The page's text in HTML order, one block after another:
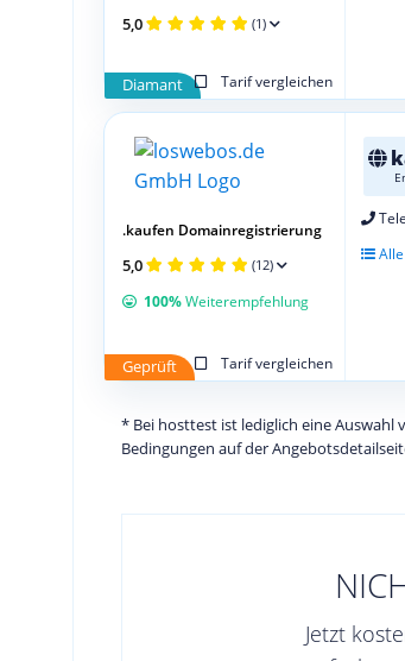
Diamant Tarif vergleichen
5,0 (1)
Geprüft Tarif vergleichen
.kaufen Domainregistrierung
5,0 (12)
100%Weiterempfehlung
* Bei hosttest ist lediglich eine
Bedingungen auf der
Jetzt